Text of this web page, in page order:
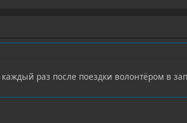
раз после поездки волонтёром в